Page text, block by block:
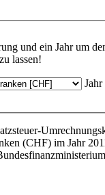
und ein Jahr um
lassen!
Jahr
(CHF) im Jahr